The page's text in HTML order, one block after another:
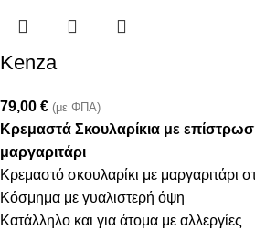
Kenza
79,00 € (με ΦΠΑ)
Κρεμαστά Σκουλαρίκια με
μαργαριτάρι
Κρεμαστό σκουλαρίκι με μαργαριτάρι
Κόσμημα με γυαλιστερή όψη
Κατάλληλο και για άτομα με αλλεργίες